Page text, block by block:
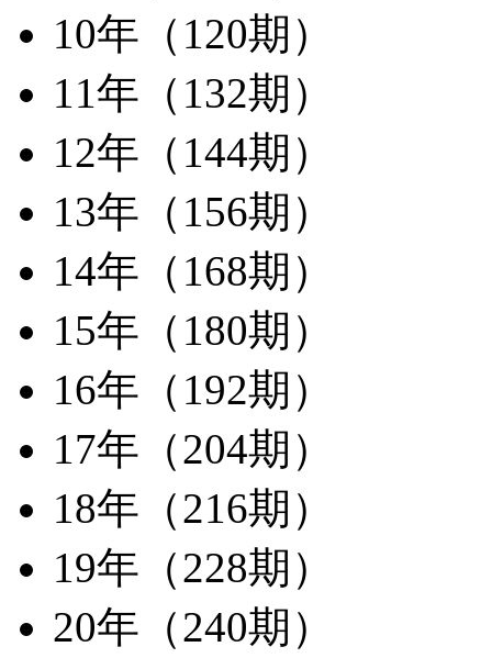
10年（120期）
11年（132期）
12年（144期）
13年（156期）
14年（168期）
15年（180期）
16年（192期）
17年（204期）
18年（216期）
19年（228期）
20年（240期）